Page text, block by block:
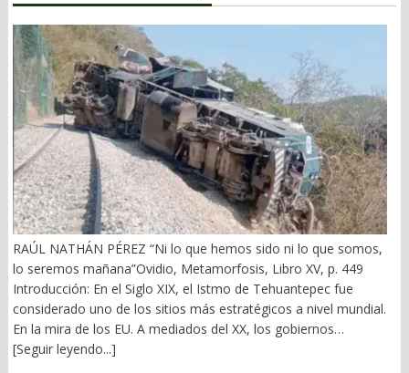
RAÚL NATHÁN PÉREZ “Ni lo que hemos sido ni lo que somos,
lo seremos mañana”Ovidio, Metamorfosis, Libro XV, p. 449
Introducción: En el Siglo XIX, el Istmo de Tehuantepec fue
considerado uno de los sitios más estratégicos a nivel mundial.
En la mira de los EU. A mediados del XX, los gobiernos
emanados del PRI iniciaron una serie de proyectos, todos
[Seguir leyendo...]